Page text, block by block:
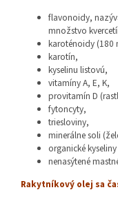
flavonoidy,
množstvo
karoténoidy (180
karotín,
kyselinu listovú,
vitamíny A, E, K,
provitamín D
fytoncyty,
triesloviny,
minerálne soli
organické
nenasýtené
Rakytníkový olej sa